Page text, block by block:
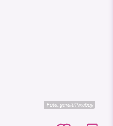
Foto:geralt/Pixabay